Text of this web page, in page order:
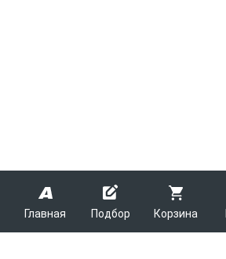
Главная Подбор Корзина